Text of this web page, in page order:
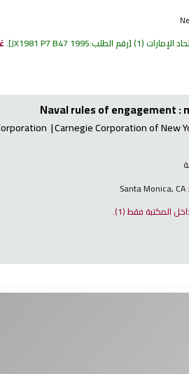
الإمارات (1) رقم الطلب:JX1981 P7 B47 1995
.
Naval rules of engagement
Carnegie Corporation of New
Santa Monica,
المكتبة فقط(1).